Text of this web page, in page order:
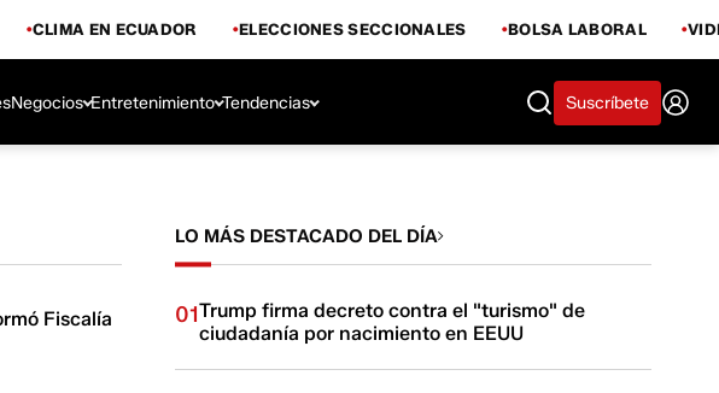
CLIMA EN ECUADOR ELECCIONES SECCIONALES BOLSA LABORAL
Negocios Entretenimiento Tendencias Suscríbete
Fiscalía
LO MÁS DESTACADO DEL DÍA
01Trump firma decreto contra el "turismo" de
ciudadanía por nacimiento en EEUU